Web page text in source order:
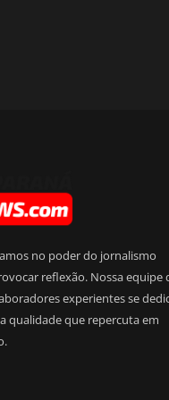
no poder do jornalismo
reflexão. Nossa equipe
experientes se
qualidade que repercuta em